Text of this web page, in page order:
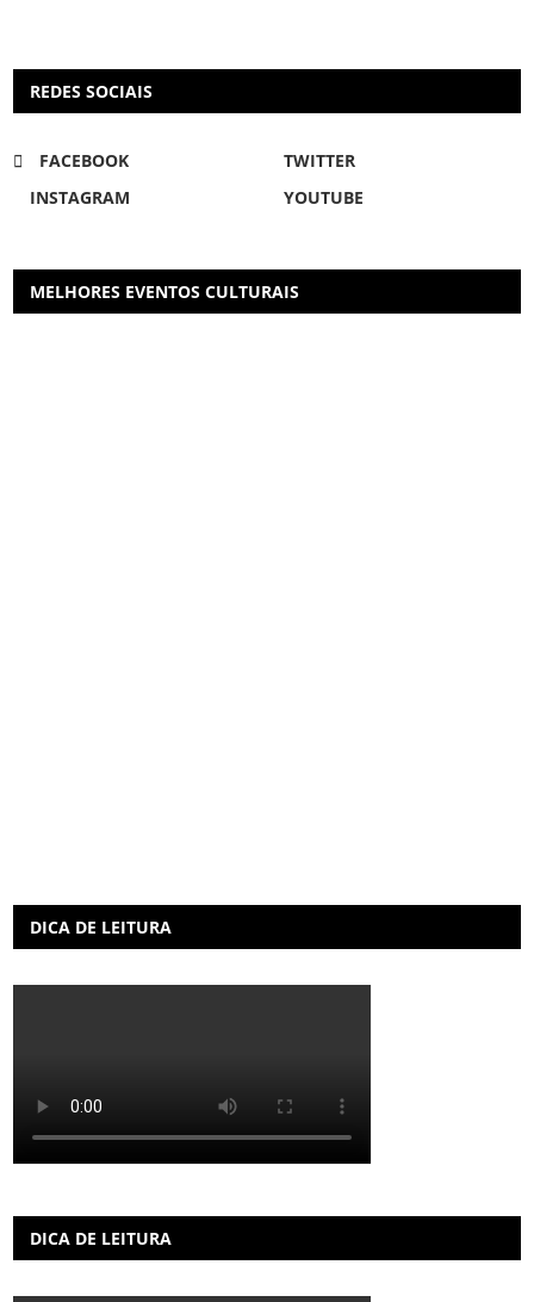
REDES SOCIAIS
FACEBOOK
TWITTER
INSTAGRAM
YOUTUBE
MELHORES EVENTOS CULTURAIS
DICA DE LEITURA
DICA DE LEITURA